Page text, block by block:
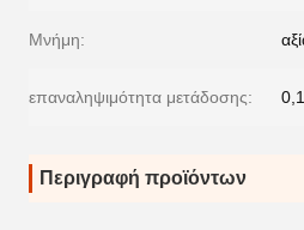
Μνήμη:
επαναληψιμότητα μετάδοσης:
Περιγραφή προϊόντων